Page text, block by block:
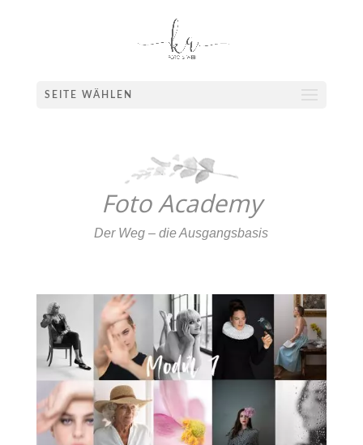
SEITE WÄHLEN
Foto Academy
Der Weg – die Ausgangsbasis